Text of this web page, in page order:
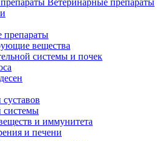
вещества
системы и почек
системы
и иммунитета
и печени